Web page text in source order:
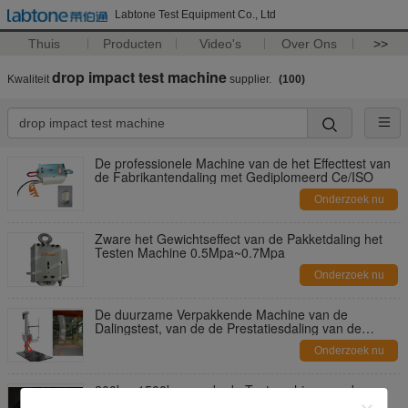
Labtone Test Equipment Co., Ltd
Thuis Producten Video's Over Ons >>
Kwaliteit drop impact test machine supplier. (100)
De professionele Machine van de het Effecttest van
de Fabrikantendaling met Gediplomeerd Ce/ISO
Onderzoek nu
Zware het Gewichtseffect van de Pakketdaling het
Testen Machine 0.5Mpa~0.7Mpa
Onderzoek nu
De duurzame Verpakkende Machine van de
Dalingstest, van de de Prestatiesdaling van de
Batterijveiligheid de Machine van de het Effecttest
Onderzoek nu
200kg~1500kg van de de Testmachine van de